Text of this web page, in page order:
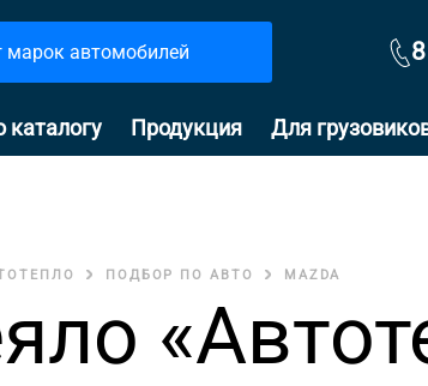
марок автомобилей
каталогу Продукция Для
ПОДБОР ПО АВТО MAZDA